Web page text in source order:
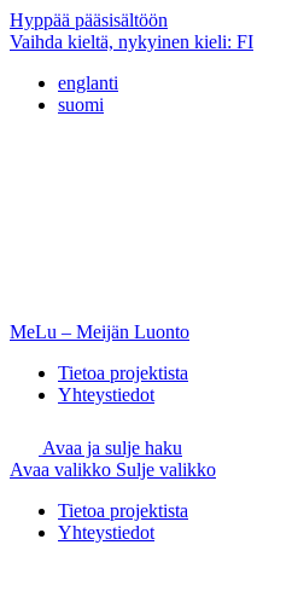
Hyppää pääsisältöön
Vaihda kieltä, nykyinen kieli: FI
englanti
suomi
MeLu – Meijän Luonto
Tietoa projektista
Yhteystiedot
Avaa ja sulje haku
Avaa valikko Sulje valikko
Tietoa projektista
Yhteystiedot